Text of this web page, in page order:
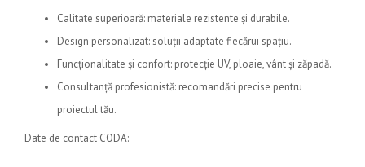
Calitate superioară: materiale rezistente și durabile.
Design personalizat: soluții adaptate fiecărui spațiu.
Funcționalitate și confort: protecție UV, ploaie, vânt și zăpadă.
Consultanță profesionistă: recomandări precise pentru
proiectul tău.
Date de contact CODA: